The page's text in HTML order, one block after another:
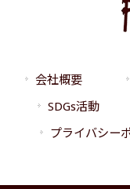
会社概要
SDGs活動
プライバシー